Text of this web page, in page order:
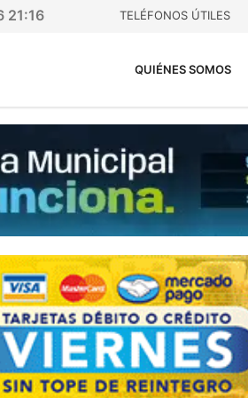
21:16 TELÉFONOS ÚTILES
QUIÉNES SOMOS